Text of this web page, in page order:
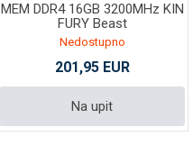
MEM DDR4 16GB 3200MHz KIN
FURY Beast
Nedostupno
201,95 EUR
Na upit